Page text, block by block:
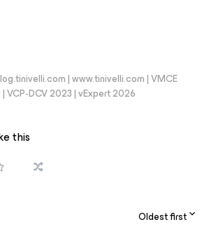
| www.tinivelli.com | VMCE
VCP-DCV 2023 | vExpert 2026
this
Oldest first